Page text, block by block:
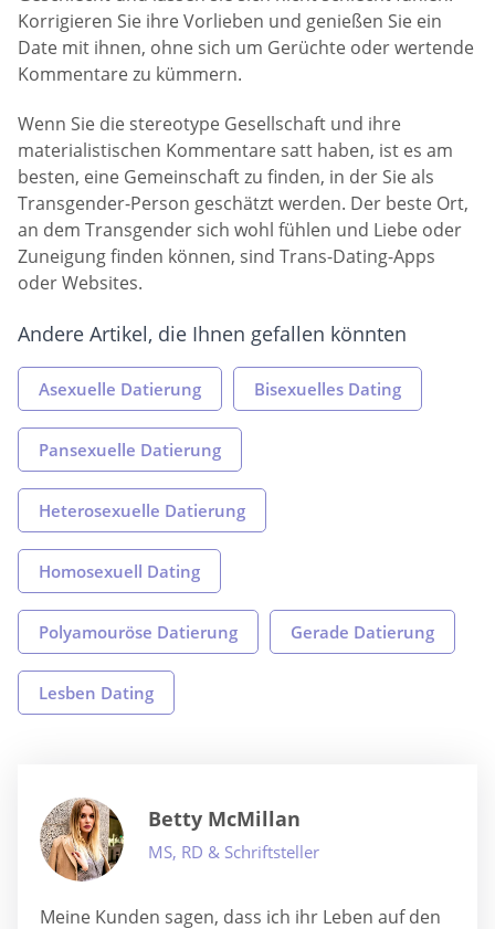
Korrigieren Sie ihre Vorlieben und genießen Sie ein
Date mit ihnen, ohne sich um Gerüchte oder wertende
Kommentare zu kümmern.
Wenn Sie die stereotype Gesellschaft und ihre
materialistischen Kommentare satt haben, ist es am
besten, eine Gemeinschaft zu finden, in der Sie als
Transgender-Person geschätzt werden. Der beste Ort,
an dem Transgender sich wohl fühlen und Liebe oder
Zuneigung finden können, sind Trans-Dating-Apps
oder Websites.
Andere Artikel, die Ihnen gefallen könnten
Asexuelle Datierung Bisexuelles Dating
Pansexuelle Datierung
Heterosexuelle Datierung
Homosexuell Dating
Polyamouröse Datierung Gerade Datierung
Lesben Dating
Betty McMillan
MS, RD & Schriftsteller
Meine Kunden sagen, dass ich ihr Leben auf den